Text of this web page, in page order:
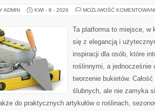
ADMIN KWI - 8 - 2026 MOŻLIWOŚĆ
Ta platforma to miejsce, w
się z elegancją i
inspiracji dla osób, które
roślinnymi, a jednocześnie
tworzenie bukietów.
ślubnych, ale nie zamyka
do praktycznych artykułów o roślinach,